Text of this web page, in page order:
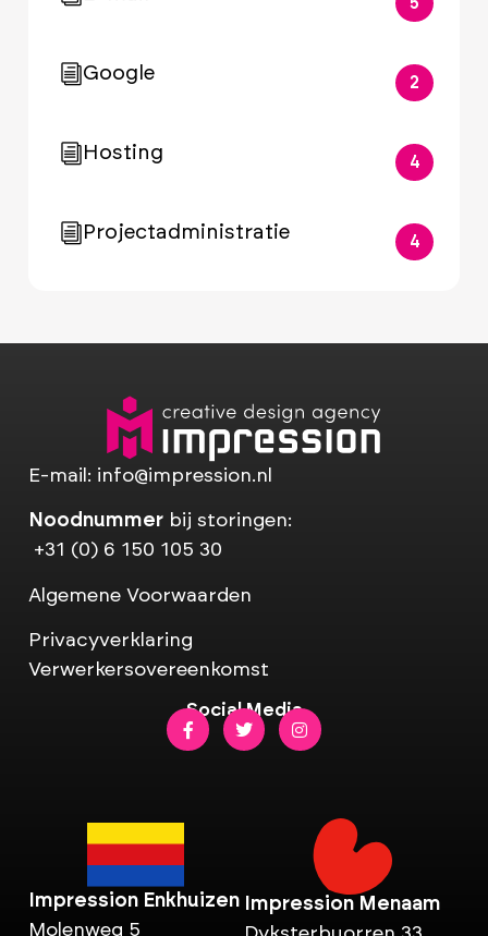
2
Google
4
Hosting
4
Projectadministratie
E-mail: info@impression.nl
Noodnummerbij storingen:
+31 (0) 6 150 105 30
Algemene Voorwaarden
Privacyverklaring
Verwerkersovereenkomst
Social Media
Impression Enkhuizen
Molenweg 5
Impression Menaam